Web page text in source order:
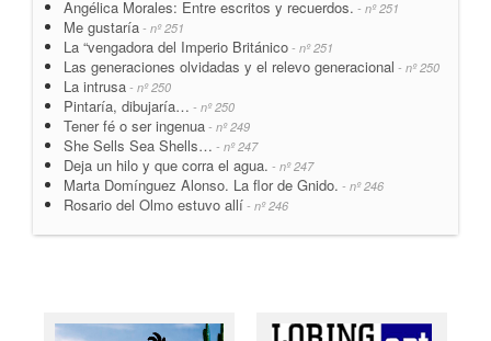
Angélica Morales: Entre escritos y recuerdos. - nº 251
Me gustaría - nº 251
La “vengadora del Imperio Británico - nº 251
Las generaciones olvidadas y el relevo generacional - nº 250
La intrusa - nº 250
Pintaría, dibujaría… - nº 250
Tener fé o ser ingenua - nº 249
She Sells Sea Shells… - nº 247
Deja un hilo y que corra el agua. - nº 247
Marta Domínguez Alonso. La flor de Gnido. - nº 246
Rosario del Olmo estuvo allí - nº 246